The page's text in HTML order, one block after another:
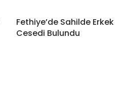
Fethiye’de Sahilde Erkek
Cesedi Bulundu